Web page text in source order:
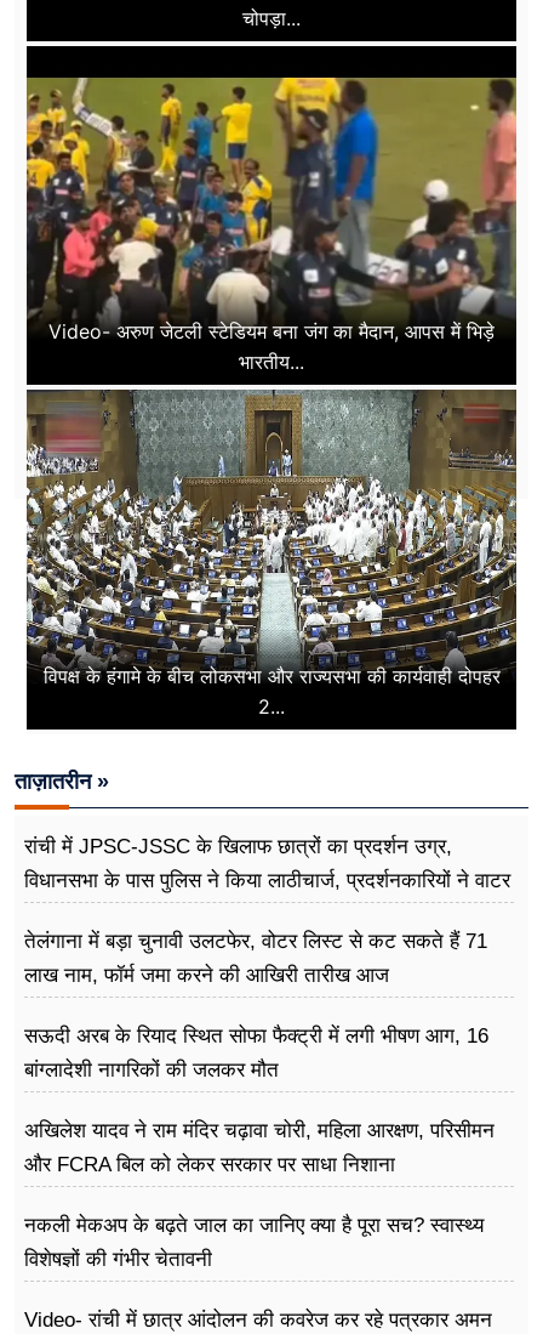
चोपड़ा...
Video- अरुण जेटली स्टेडियम बना जंग का मैदान, आपस में भिड़े
भारतीय...
विपक्ष के हंगामे के बीच लोकसभा और राज्यसभा की कार्यवाही दोपहर
2...
ताज़ातरीन »
रांची में JPSC-JSSC के खिलाफ छात्रों का प्रदर्शन उग्र,
विधानसभा के पास पुलिस ने किया लाठीचार्ज, प्रदर्शनकारियों ने वाटर
तेलंगाना में बड़ा चुनावी उलटफेर, वोटर लिस्ट से कट सकते हैं 71
लाख नाम, फॉर्म जमा करने की आखिरी तारीख आज
सऊदी अरब के रियाद स्थित सोफा फैक्ट्री में लगी भीषण आग, 16
बांग्लादेशी नागरिकों की जलकर मौत
अखिलेश यादव ने राम मंदिर चढ़ावा चोरी, महिला आरक्षण, परिसीमन
और FCRA बिल को लेकर सरकार पर साधा निशाना
नकली मेकअप के बढ़ते जाल का जानिए क्या है पूरा सच? स्वास्थ्य
विशेषज्ञों की गंभीर चेतावनी
Video- रांची में छात्र आंदोलन की कवरेज कर रहे पत्रकार अमन